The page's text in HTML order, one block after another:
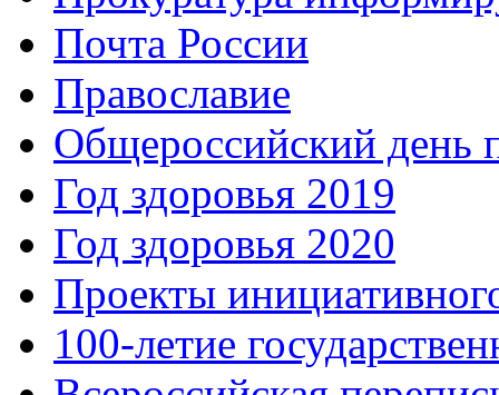
Почта России
Православие
Общероссийский день
Год здоровья 2019
Год здоровья 2020
Проекты
100-летие